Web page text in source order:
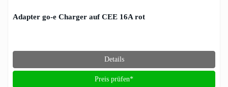
Adapter go-e Charger auf CEE 16A rot
Details
Preis prüfen*